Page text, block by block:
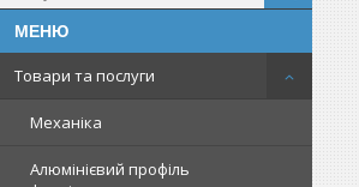
Товари та послуги
Механіка
Алюмінієвий профіль